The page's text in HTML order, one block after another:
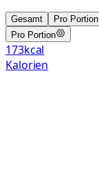
Gesamt
Pro Portion
Pro Portion
173kcal
Kalorien